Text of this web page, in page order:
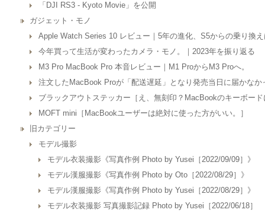
「DJI RS3 - Kyoto Movie」を公開
ガジェット・モノ
Apple Watch Series 10 レビュー｜5年の進化、S5からの乗り換
今年買って生活が変わったカメラ・モノ。｜2023年を振り返る
M3 Pro MacBook Pro 本音レビュー｜M1 ProからM3 Proへ。
注文したMacBook Proが「配送遅延」となり発売当日に届かなか
ブラックアウトステッカー［え、無刻印？MacBookのキーボー
MOFT mini［MacBookユーザーは絶対に使った方がいい。］
旧カテゴリー
モデル撮影
モデル衣装撮影《写真作例 Photo by Yusei［2022/09/09］》
モデル漢服撮影《写真作例 Photo by Oto［2022/08/29］》
モデル漢服撮影《写真作例 Photo by Yusei［2022/08/29］》
モデル衣装撮影 写真撮影記録 Photo by Yusei［2022/06/18］